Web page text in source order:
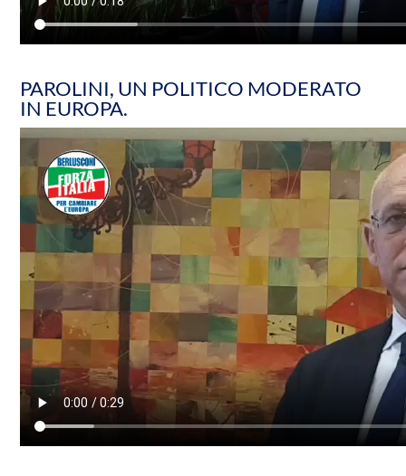
PAROLINI, UN POLITICO MODERATO
IN EUROPA.